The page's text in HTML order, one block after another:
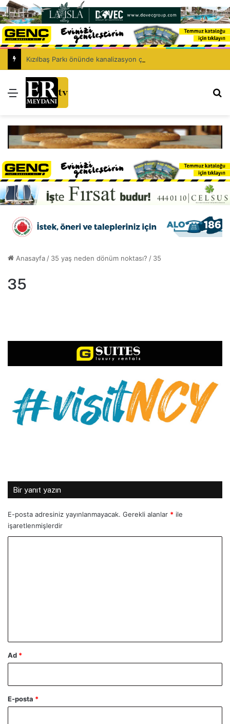
Menü
Anasayfa / 35 yaş neden dönüm noktası? / 35
35
Bir yanıt yazın
E-posta adresiniz yayınlanmayacak. Gerekli alanlar * ile
işaretlenmişlerdir
Ad *
E-posta *